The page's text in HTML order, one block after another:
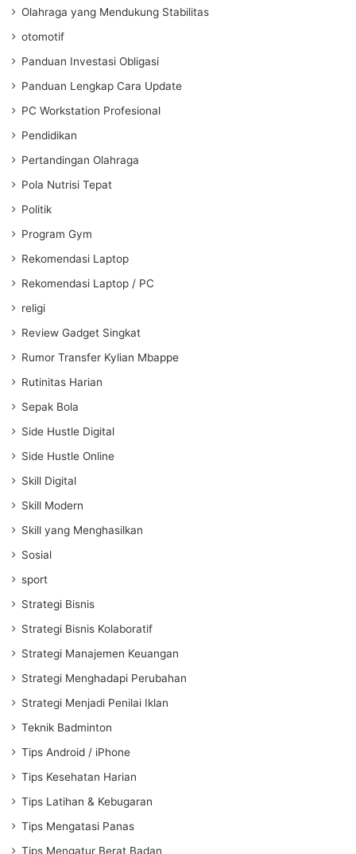
Olahraga yang Mendukung Stabilitas
otomotif
Panduan Investasi Obligasi
Panduan Lengkap Cara Update
PC Workstation Profesional
Pendidikan
Pertandingan Olahraga
Pola Nutrisi Tepat
Politik
Program Gym
Rekomendasi Laptop
Rekomendasi Laptop / PC
religi
Review Gadget Singkat
Rumor Transfer Kylian Mbappe
Rutinitas Harian
Sepak Bola
Side Hustle Digital
Side Hustle Online
Skill Digital
Skill Modern
Skill yang Menghasilkan
Sosial
sport
Strategi Bisnis
Strategi Bisnis Kolaboratif
Strategi Manajemen Keuangan
Strategi Menghadapi Perubahan
Strategi Menjadi Penilai Iklan
Teknik Badminton
Tips Android / iPhone
Tips Kesehatan Harian
Tips Latihan & Kebugaran
Tips Mengatasi Panas
Tips Mengatur Berat Badan